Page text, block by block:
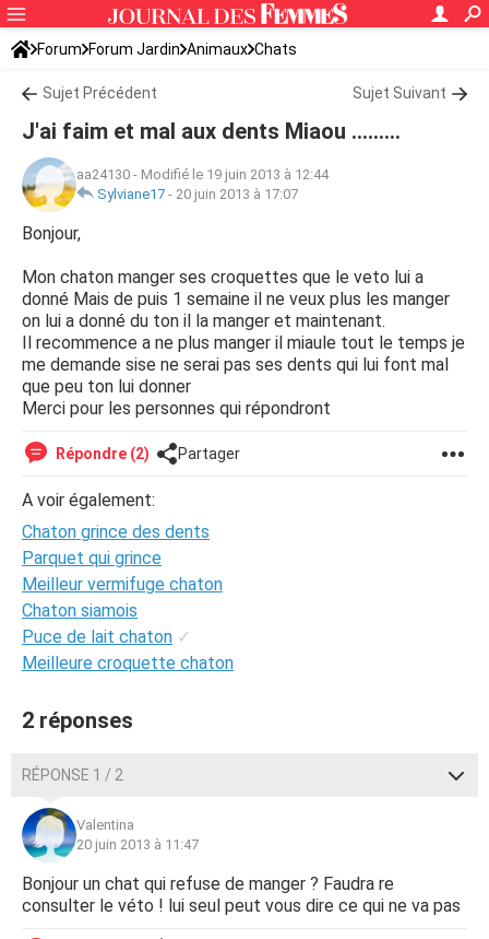
Forum Forum Jardin Animaux Chats
Sujet Précédent Sujet Suivant
J'ai faim et mal aux dents Miaou .........
aa24130 - Modifié le 19 juin 2013 à 12:44
Sylviane17 - 20 juin 2013 à 17:07
Bonjour,
Mon chaton manger ses croquettes que le veto lui a
donné Mais de puis 1 semaine il ne veux plus les manger
on lui a donné du ton il la manger et maintenant.
Il recommence a ne plus manger il miaule tout le temps je
me demande sise ne serai pas ses dents qui lui font mal
que peu ton lui donner
Merci pour les personnes qui répondront
Répondre (2) Partager
A voir également:
Chaton grince des dents
Parquet qui grince
Meilleur vermifuge chaton
Chaton siamois
Puce de lait chaton ✓
Meilleure croquette chaton
2 réponses
RÉPONSE 1 / 2
Valentina
20 juin 2013 à 11:47
Bonjour un chat qui refuse de manger ? Faudra re
consulter le véto ! lui seul peut vous dire ce qui ne va pas